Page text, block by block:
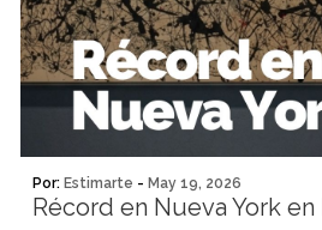
Por: Estimarte - May 19, 2026
Récord en Nueva York en